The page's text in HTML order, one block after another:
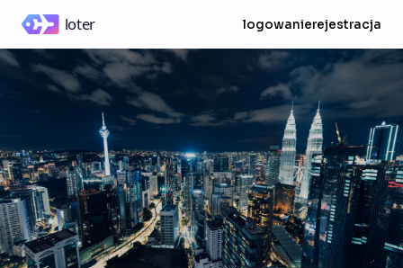
logowanierejestracja